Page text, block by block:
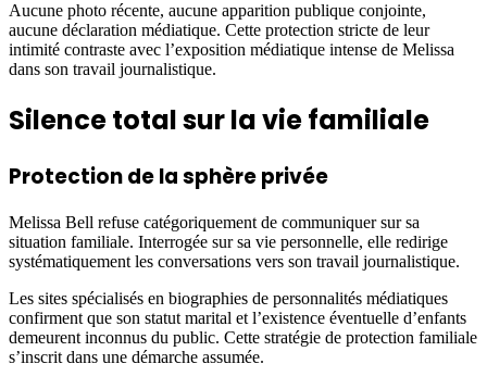
Aucune photo récente, aucune apparition publique conjointe,
aucune déclaration médiatique. Cette protection stricte de leur
intimité contraste avec l’exposition médiatique intense de Melissa
dans son travail journalistique.
Silence total sur la vie familiale
Protection de la sphère privée
Melissa Bell refuse catégoriquement de communiquer sur sa
situation familiale. Interrogée sur sa vie personnelle, elle redirige
systématiquement les conversations vers son travail journalistique.
Les sites spécialisés en biographies de personnalités médiatiques
confirment que son statut marital et l’existence éventuelle d’enfants
demeurent inconnus du public. Cette stratégie de protection familiale
s’inscrit dans une démarche assumée.